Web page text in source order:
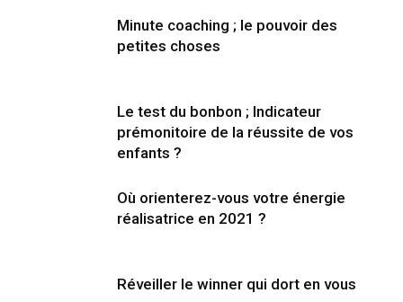
Minute coaching ; le pouvoir des
petites choses
Le test du bonbon ; Indicateur
prémonitoire de la réussite de vos
enfants ?
Où orienterez-vous votre énergie
réalisatrice en 2021 ?
Réveiller le winner qui dort en vous